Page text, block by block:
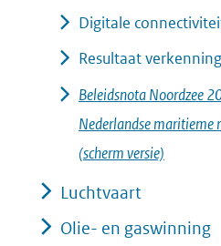
Digitale
Resultaat
Beleidsnota Noordzee
Nederlandse
(scherm versie)
Luchtvaart
Olie- en gaswinning